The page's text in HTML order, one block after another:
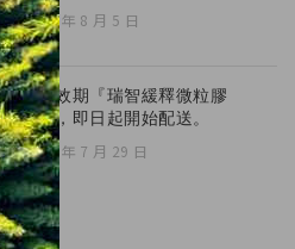
2026 年 8 月 5 日
全新效期『瑞智緩釋微粒膠
囊』，即日起開始配送。
2026 年 7 月 29 日